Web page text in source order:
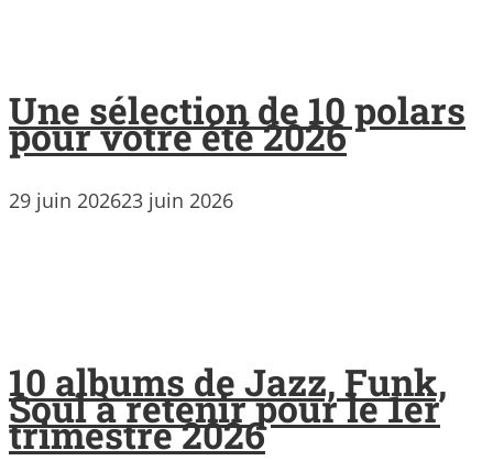
Une sélection de 10 polars
pour votre été 2026
29 juin 202623 juin 2026
10 albums de Jazz, Funk,
Soul à retenir pour le 1er
trimestre 2026